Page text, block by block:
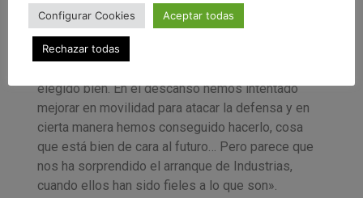
caso de Santa Coloma, un equipo muy similar al
Xota: «Industrias es un equipo que en su casa
aprieta mucho y que te obliga a jugar rápido, a
elegido bien. En el descanso hemos intentado
mejorar en movilidad para atacar la defensa y en
cierta manera hemos conseguido hacerlo, cosa
que está bien de cara al futuro… Pero parece que
nos ha sorprendido el arranque de Industrias,
cuando ellos han sido fieles a lo que son».
Configurar Cookies Aceptar todas
Rechazar todas